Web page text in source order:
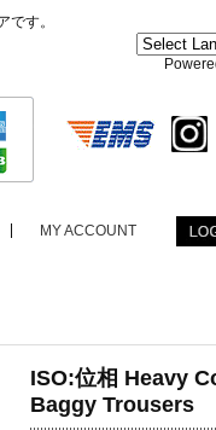
す。
MY ACCOUNT
ISO:位相 Heavy
Baggy Trousers